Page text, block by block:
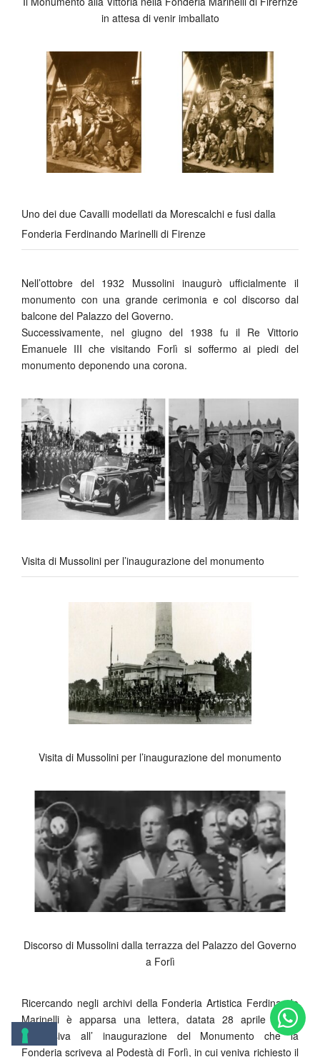
in attesa di venir imballato
Uno dei due Cavalli modellati da Morescalchi e fusi dalla
Fonderia Ferdinando Marinelli di Firenze
Nell’ottobre del 1932 Mussolini inaugurò ufficialmente il
monumento con una grande cerimonia e col discorso dal
balcone del Palazzo del Governo.
Successivamente, nel giugno del 1938 fu il Re Vittorio
Emanuele III che visitando Forlì si soffermo ai piedi del
monumento deponendo una corona.
Visita di Mussolini per l’inaugurazione del monumento
Visita di Mussolini per l’inaugurazione del monumento
Discorso di Mussolini dalla terrazza del Palazzo del Governo
a Forlì
Ricercando negli archivi della Fonderia Artistica Ferdinando
Marinelli è apparsa una lettera, datata 28 aprile 1923,
successiva all’ inaugurazione del Monumento che la
Fonderia scriveva al Podestà di Forlì, in cui veniva richiesto il